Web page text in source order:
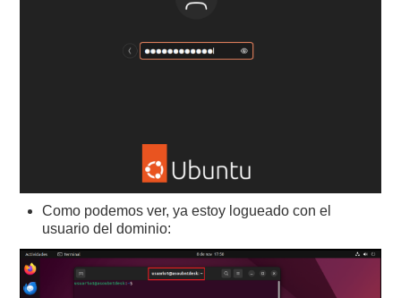
Como podemos ver, ya estoy logueado con el
usuario del dominio: